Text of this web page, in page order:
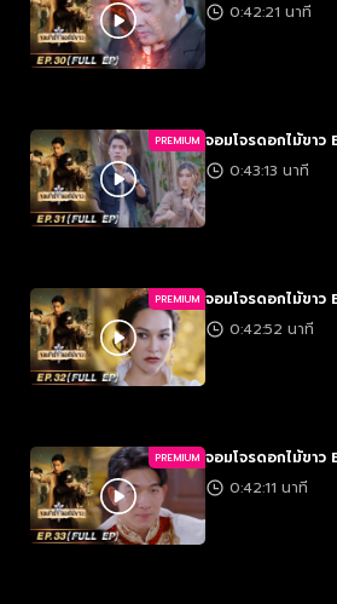
0:42:21 นาที
PREMIUM จอมโจรดอกไม้ขาว
0:43:13 นาที
PREMIUM จอมโจรดอกไม้ขาว
0:42:52 นาที
PREMIUM จอมโจรดอกไม้ขาว
0:42:11 นาที